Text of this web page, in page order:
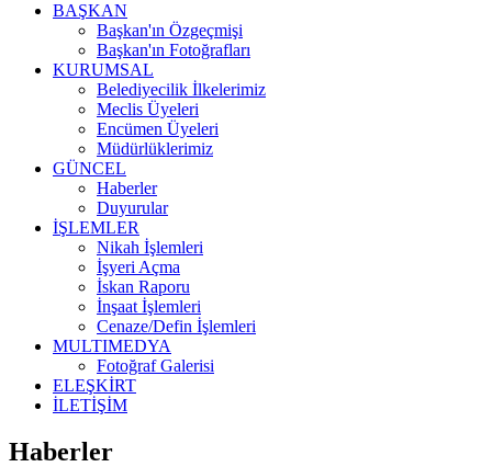
BAŞKAN
Başkan'ın Özgeçmişi
Başkan'ın Fotoğrafları
KURUMSAL
Belediyecilik İlkelerimiz
Meclis Üyeleri
Encümen Üyeleri
Müdürlüklerimiz
GÜNCEL
Haberler
Duyurular
İŞLEMLER
Nikah İşlemleri
İşyeri Açma
İskan Raporu
İnşaat İşlemleri
Cenaze/Defin İşlemleri
MULTIMEDYA
Fotoğraf Galerisi
ELEŞKİRT
İLETİŞİM
Haberler